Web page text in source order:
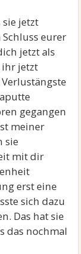
jetzt
eurer
jetzt als
ihr jetzt
gegangen
meiner
sie
mit dir
erst eine
sich dazu
Das hat sie
das nochmal